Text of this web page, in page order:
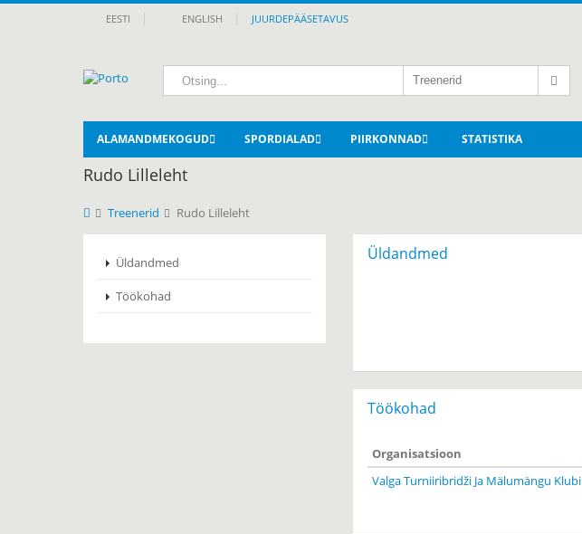
EESTI ENGLISH JUURDEPÄÄSETAVUS
ALAMANDMEKOGUD SPORDIALAD PIIRKONNAD STATISTIKA
Rudo Lilleleht
Treenerid Rudo Lilleleht
Üldandmed
Töökohad
Üldandmed
Töökohad
Organisatsioon
Valga Turniiribridži Ja Mälumängu Klubi